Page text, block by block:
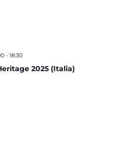
2025 (Italia)
- 18:30